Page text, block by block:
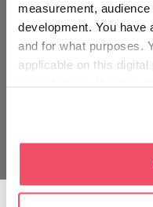
measurement,
development. You have
and for what purposes.
applicable on this
If you allow, we would
which can be